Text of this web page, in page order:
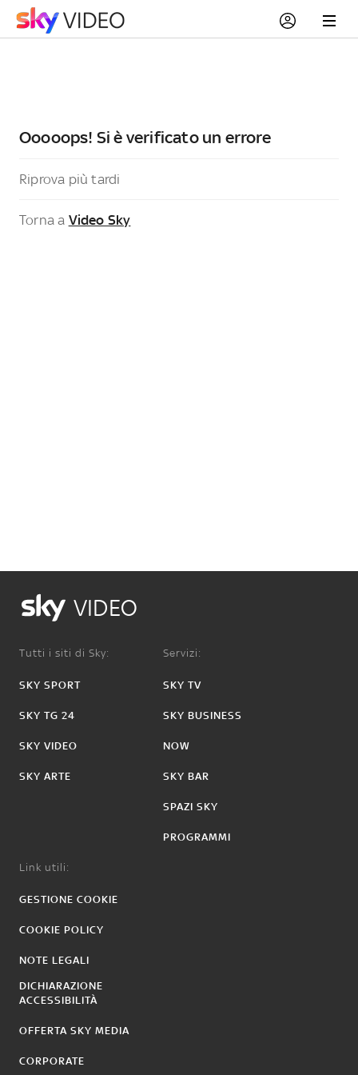
Ooooops! Si è verificato un errore
Riprova più tardi
Torna a Video Sky
VIDEO
Tutti i siti di Sky:
SKY SPORT
SKY TG 24
SKY VIDEO
SKY ARTE
Servizi:
SKY TV
SKY BUSINESS
NOW
SKY BAR
SPAZI SKY
PROGRAMMI
Link utili:
GESTIONE COOKIE
COOKIE POLICY
NOTE LEGALI
DICHIARAZIONE
ACCESSIBILITÀ
OFFERTA SKY MEDIA
CORPORATE